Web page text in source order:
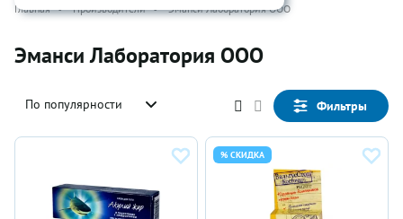
Главная • Производители • Эманси Лаборатория ООО
Эманси Лаборатория ООО
По популярности Фильтры
% СКИДКА